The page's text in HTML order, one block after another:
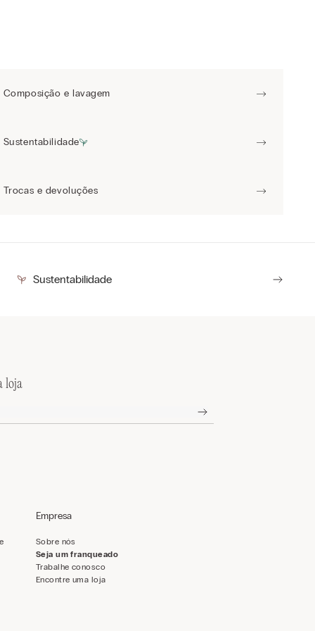
Composição e lavagem
Sustentabilidade
Trocas e devoluções
Sustentabilidade
loja
Empresa
Sobre nós
Seja um franqueado
Trabalhe conosco
Encontre uma loja